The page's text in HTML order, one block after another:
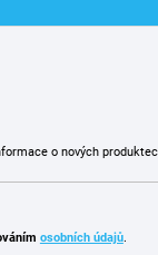
o nových
osobních údajů.